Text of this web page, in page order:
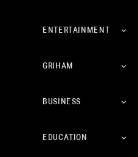
ENTERTAINMENT
GRIHAM
BUSINESS
EDUCATION